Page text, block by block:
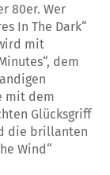
80er. Wer
In The Dark“
mit
dem
mit dem
Glücksgriff
die brillanten
Wind“